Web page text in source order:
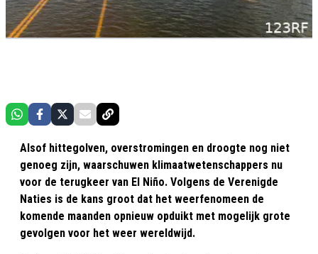
Alsof hittegolven, overstromingen en droogte nog niet
genoeg zijn, waarschuwen klimaatwetenschappers nu
voor de terugkeer van El Niño. Volgens de Verenigde
Naties is de kans groot dat het weerfenomeen de
komende maanden opnieuw opduikt met mogelijk grote
gevolgen voor het weer wereldwijd.